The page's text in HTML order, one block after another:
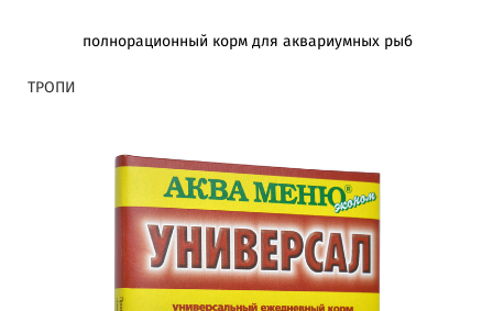
полнорационный корм для аквариумных рыб
ТРОПИ